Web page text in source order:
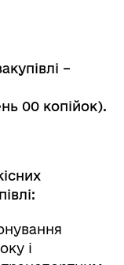
–
00 копійок).
і